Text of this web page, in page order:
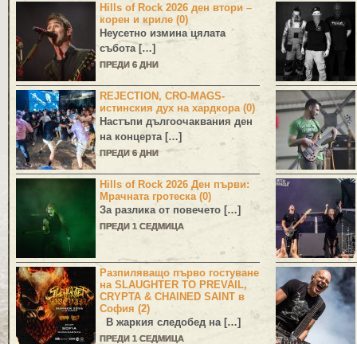
Hills of Rock 2026 ден втори –
корен и криле (0)
Неусетно измина цялата
събота […]
ПРЕДИ 6 ДНИ
REJECTION, CRO-MAGS-
истинския дух на хардкора (0)
Настъпи дългоочаквания ден
на концерта […]
ПРЕДИ 6 ДНИ
Hills of Rock 2026 Ден първи:
Мрачната гротеска (0)
За разлика от повечето […]
ПРЕДИ 1 СЕДМИЦА
Разпиляващо първо гостуване
на SLAUGHTER TO PREVAIL,
CRYPTA & CHAINED SAINT в
София (2)
В жаркия следобед на […]
ПРЕДИ 1 СЕДМИЦА